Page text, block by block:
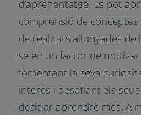
els sistemes educatius
ser la base per a poder
l’economia digital, seran
comprendre el
quotidianes i del mateix
Canviant d’enfocament, si